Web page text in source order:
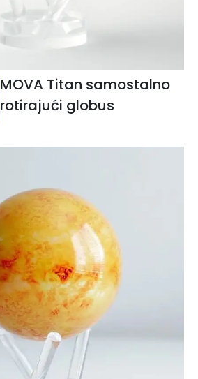
MOVA Titan samostalno
rotirajući globus